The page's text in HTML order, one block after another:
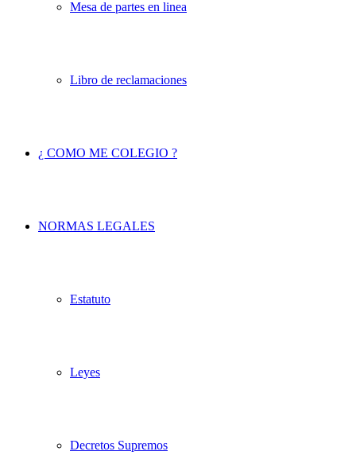
Mesa de partes en linea
Libro de reclamaciones
¿ COMO ME COLEGIO ?
NORMAS LEGALES
Estatuto
Leyes
Decretos Supremos